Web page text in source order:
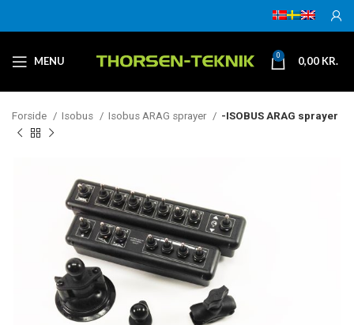
MENU 0 0,00 KR.
Forside Isobus Isobus ARAG sprayer -ISOBUS ARAG sprayer